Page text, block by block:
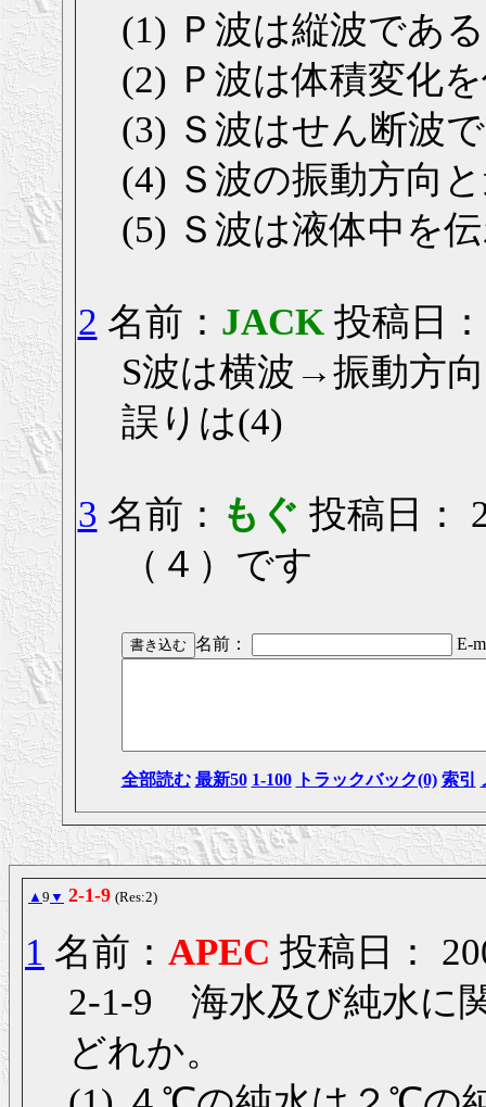
(1) Ｐ波は縦波であ
(2) Ｐ波は体積変化
(3) Ｓ波はせん断波
(4) Ｓ波の振動方向
(5) Ｓ波は液体中を
2 名前： JACK 投稿日
S波は横波→振動方
誤りは(4)
3 名前： もぐ 投稿日：
（４）です
名前： E-
全部読む 最新50 1-100 トラックバック(0) 索引
▲ 9 ▼ 2-1-9 (Res:2)
1 名前： APEC 投稿日：
2-1-9 海水及び純水に
どれか。